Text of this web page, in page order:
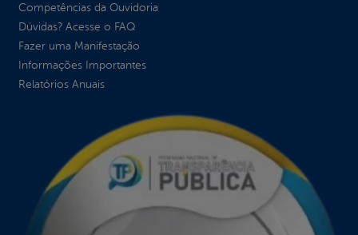
Competências da Ouvidoria
Dúvidas? Acesse o FAQ
Fazer uma Manifestação
Informações Importantes
Relatórios Anuais